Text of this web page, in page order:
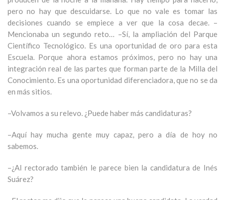
pero no hay que descuidarse. Lo que no vale es tomar las
decisiones cuando se empiece a ver que la cosa decae. –
Mencionaba un segundo reto… –Sí, la ampliación del Parque
Científico Tecnológico. Es una oportunidad de oro para esta
Escuela. Porque ahora estamos próximos, pero no hay una
integración real de las partes que forman parte de la Milla del
Conocimiento. Es una oportunidad diferenciadora, que no se da
en más sitios.
–Volvamos a su relevo. ¿Puede haber más candidaturas?
–Aquí hay mucha gente muy capaz, pero a día de hoy no
sabemos.
–¿Al rectorado también le parece bien la candidatura de Inés
Suárez?